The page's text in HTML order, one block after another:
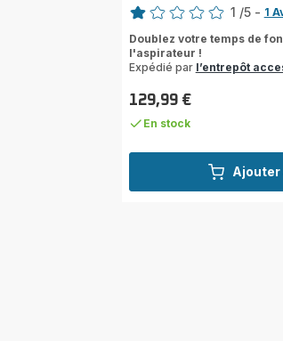
Ajouter
1
étoile
1 /5 - 1
Doublez votre temps de
l'aspirateur !
Expédié par l’entrepôt
Prix
129,99 €
En stock